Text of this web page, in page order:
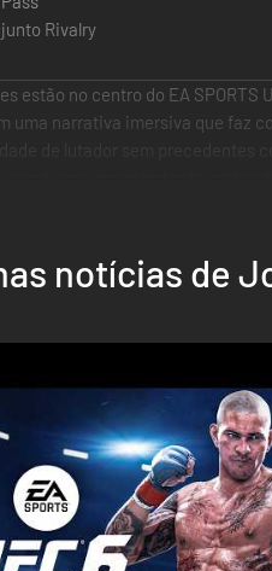
Rivalry
estão no centro do EA
uma narrativa imersiva que faz
as tuas superestrelas favoritas
com física "ragdoll" baseada
as habilidades de destaque de
ou esculpir o teu próprio
UFC Legends (8 novos
Pass (o teu acesso a 2
(Skins de Lutador para Henry
VIP e reforços de progresso e
Reserva: Conjunto Iconic
(Skins de Lutador para
notícias de